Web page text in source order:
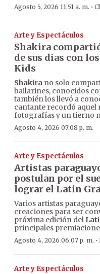
Agosto 5, 2026 11:51 a. m. ·
Arte y Espectáculos
Shakira
de sus dias con
Kids
Shakira no solo
bailarines, conocidos
también los llevó a
cantante recordó aquel
fotografías y un tierno
Agosto 4, 2026 07:08 p. m.
Arte y Espectáculos
Artistas
postulan por el
lograr el Latin
Varios artistas
creaciones para ser
próxima edición del
principales
Agosto 4, 2026 06:07 p. m. ·
Arte y Espectáculos